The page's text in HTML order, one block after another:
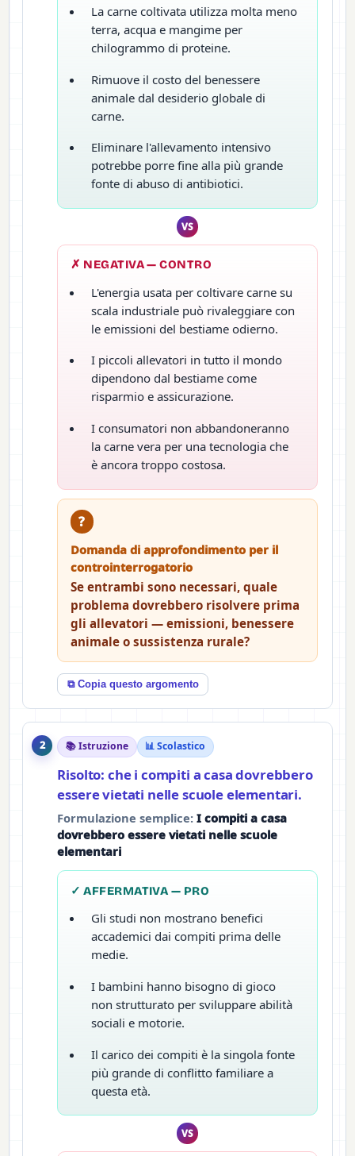
La carne coltivata utilizza molta meno
terra, acqua e mangime per
chilogrammo di proteine.
Rimuove il costo del benessere
animale dal desiderio globale di
carne.
Eliminare l'allevamento intensivo
potrebbe porre fine alla più grande
fonte di abuso di antibiotici.
VS
✗ NEGATIVA — CONTRO
L'energia usata per coltivare carne su
scala industriale può rivaleggiare con
le emissioni del bestiame odierno.
I piccoli allevatori in tutto il mondo
dipendono dal bestiame come
risparmio e assicurazione.
I consumatori non abbandoneranno
la carne vera per una tecnologia che
è ancora troppo costosa.
?
Domanda di approfondimento per il
controinterrogatorio
Se entrambi sono necessari, quale
problema dovrebbero risolvere prima
gli allevatori — emissioni, benessere
animale o sussistenza rurale?
⧉ Copia questo argomento
2 📚 Istruzione 📊 Scolastico
Risolto: che i compiti a casa dovrebbero
essere vietati nelle scuole elementari.
Formulazione semplice:I compiti a casa
dovrebbero essere vietati nelle scuole
elementari
✓ AFFERMATIVA — PRO
Gli studi non mostrano benefici
accademici dai compiti prima delle
medie.
I bambini hanno bisogno di gioco
non strutturato per sviluppare abilità
sociali e motorie.
Il carico dei compiti è la singola fonte
più grande di conflitto familiare a
questa età.
VS